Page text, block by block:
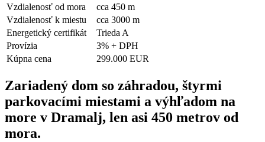
Vzdialenosť od mora
cca 450 m
Vzdialenosť k miestu
cca 3000 m
Energetický certifikát
Trieda A
Provízia
3% + DPH
Kúpna cena
299.000 EUR
Zariadený dom so záhradou, štyrmi
parkovacími miestami a výhľadom na
more v Dramalj, len asi 450 metrov od
mora.